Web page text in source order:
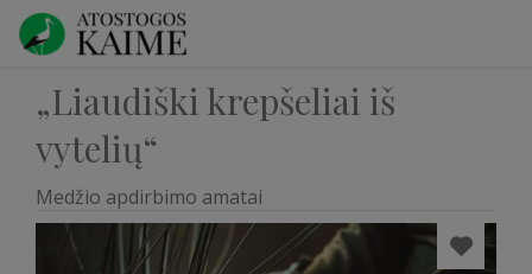
„Liaudiški krepšeliai iš
vytelių“
Medžio apdirbimo amatai